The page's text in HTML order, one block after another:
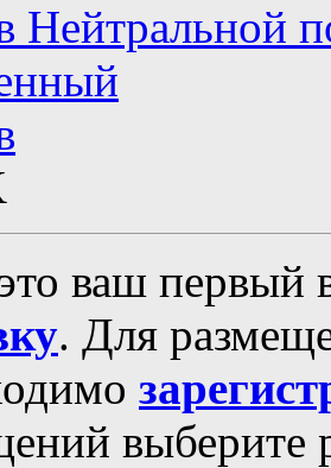
Нейтральной
ваш первый
. Для
выберите